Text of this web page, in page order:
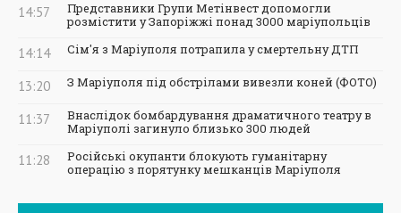
14:57
Представники Групи Метінвест допомогли
розмістити у Запоріжжі понад 3000 маріупольців
14:14 Сім'я з Маріуполя потрапила у смертельну ДТП
13:20 З Маріуполя під обстрілами вивезли коней (ФОТО)
11:37
Внаслідок бомбардування драматичного театру в
Маріуполі загинуло близько 300 людей
11:28
Російські окупанти блокують гуманітарну
операцію з порятунку мешканців Маріуполя